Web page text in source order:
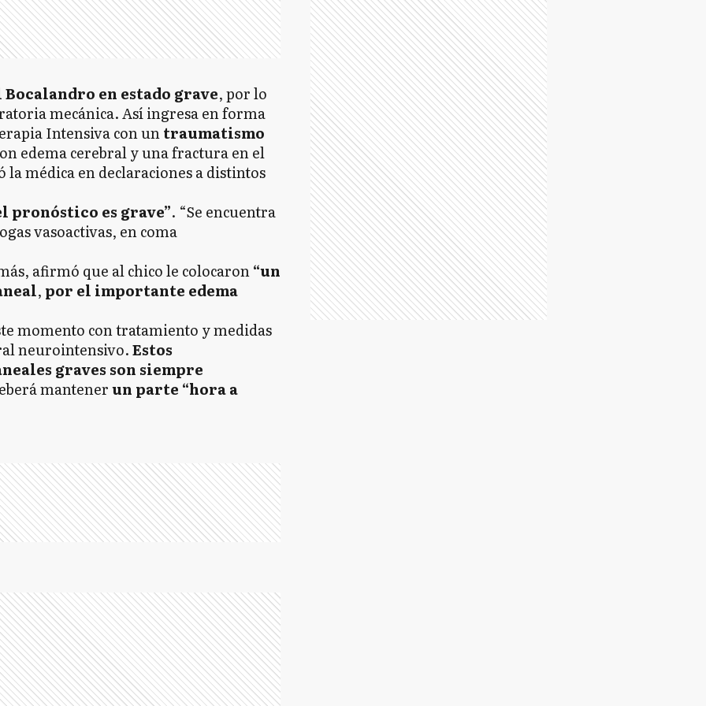
en estado grave, por lo
mecánica. Así ingresa en forma
Intensiva con untraumatismo
edema cerebral y una fractura en el
la médica en declaraciones a distintos
pronóstico es grave”. “Se encuentra
vasoactivas, en coma
afirmó que al chico le colocaron“un
, por el importante edema
momento con tratamiento y medidas
neurointensivo.Estos
graves son siempre
mantenerun parte “hora a